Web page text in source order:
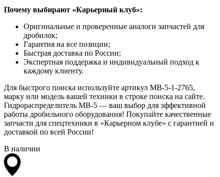
Почему выбирают «Карьерный клуб»:
Оригинальные и проверенные аналоги запчастей для
дробилок;
Гарантия на все позиции;
Быстрая доставка по России;
Экспертная поддержка и индивидуальный подход к
каждому клиенту.
Для быстрого поиска используйте артикул MB-5-1-2765,
марку или модель вашей техники в строке поиска на сайте.
Гидрораспределитель MB-5 — ваш выбор для эффективной
работы дробильного оборудования! Покупайте качественные
запчасти для спецтехники в «Карьерном клубе» с гарантией и
доставкой по всей России!
В наличии